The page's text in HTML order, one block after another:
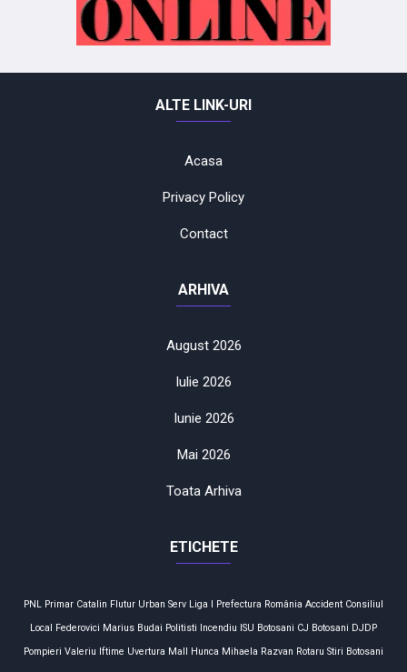
ALTE LINK-URI
Acasa
Privacy Policy
Contact
ARHIVA
August 2026
Iulie 2026
Iunie 2026
Mai 2026
Toata Arhiva
ETICHETE
PNL Primar Catalin Flutur Urban Serv Liga I Prefectura România Accident Consiliul
Local Federovici Marius Budai Politisti Incendiu ISU Botosani CJ Botosani DJDP
Pompieri Valeriu Iftime Uvertura Mall Hunca Mihaela Razvan Rotaru Stiri Botosani